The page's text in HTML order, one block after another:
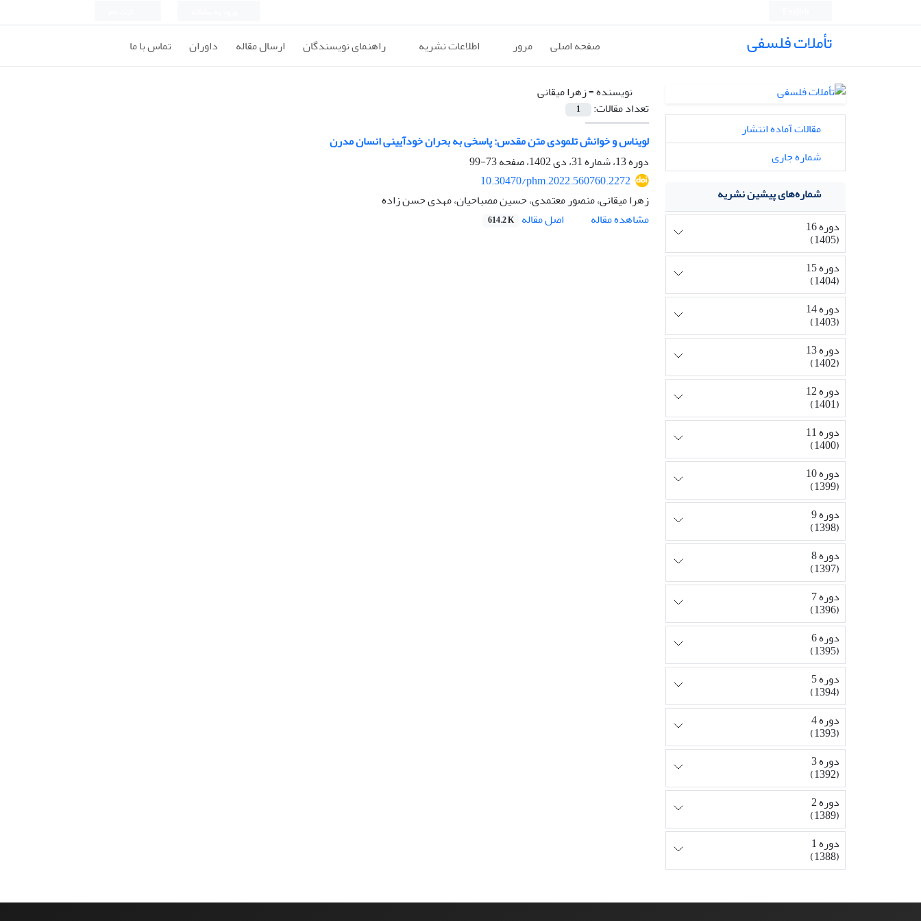
تأملات فلسفی صفحه اصلی مرور اطلاعات نشریه راهنمای نویسندگان ارسال مقاله داوران تماس با ما
نویسنده =زهرا میقانی
تعداد مقالات:
1
لویناس و خوانش تلمودی متن مقدس: پاسخی به بحران خودآیینی انسان مدرن
دوره 13، شماره 31، دی 1402، صفحه
73-99
10.30470/phm.2022.560760.2272
زهرا میقانی، منصور معتمدی، حسین مصباحیان، مهدی حسن زاده
مشاهده مقاله
اصل مقاله 614.2 K
مقالات آماده انتشار
شماره جاری
شماره‌های پیشین نشریه
دوره 16
(1405)
دوره 15
(1404)
دوره 14
(1403)
دوره 13
(1402)
دوره 12
(1401)
دوره 11
(1400)
دوره 10
(1399)
دوره 9
(1398)
دوره 8
(1397)
دوره 7
(1396)
دوره 6
(1395)
دوره 5
(1394)
دوره 4
(1393)
دوره 3
(1392)
دوره 2
(1389)
دوره 1
(1388)